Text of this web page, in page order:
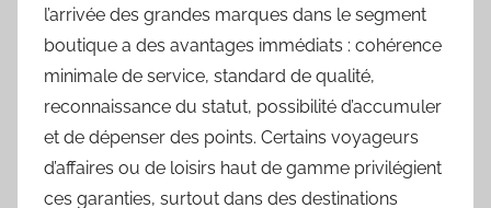
l’arrivée des grandes marques dans le segment
boutique a des avantages immédiats : cohérence
minimale de service, standard de qualité,
reconnaissance du statut, possibilité d’accumuler
et de dépenser des points. Certains voyageurs
d’affaires ou de loisirs haut de gamme privilégient
ces garanties, surtout dans des destinations